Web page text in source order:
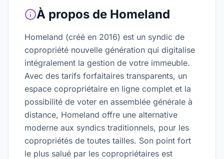
À propos de Homeland
Homeland (créé en 2016) est un syndic de
copropriété nouvelle génération qui digitalise
intégralement la gestion de votre immeuble.
Avec des tarifs forfaitaires transparents, un
espace copropriétaire en ligne complet et la
possibilité de voter en assemblée générale à
distance, Homeland offre une alternative
moderne aux syndics traditionnels, pour les
copropriétés de toutes tailles. Son point fort
le plus salué par les copropriétaires est